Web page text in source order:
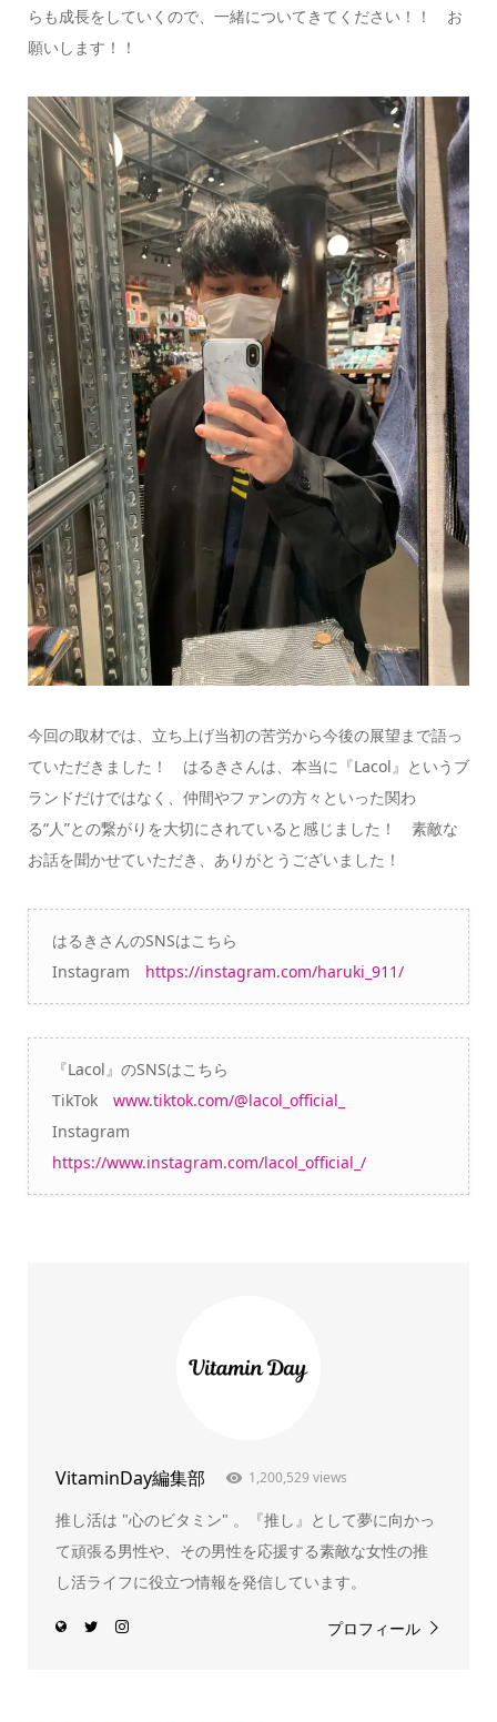
らも成長をしていくので、一緒についてきてください！！ お
願いします！！
今回の取材では、立ち上げ当初の苦労から今後の展望まで語っ
ていただきました！ はるきさんは、本当に『Lacol』というブ
ランドだけではなく、仲間やファンの方々といった関わ
る“人”との繋がりを大切にされていると感じました！ 素敵な
お話を聞かせていただき、ありがとうございました！
はるきさんのSNSはこちら
Instagram https://instagram.com/haruki_911/
『Lacol』のSNSはこちら
TikTok www.tiktok.com/@lacol_official_
Instagram
https://www.instagram.com/lacol_official_/
VitaminDay編集部 1,200,529 views
推し活は "心のビタミン" 。『推し』として夢に向かっ
て頑張る男性や、その男性を応援する素敵な女性の推
し活ライフに役立つ情報を発信しています。
プロフィール